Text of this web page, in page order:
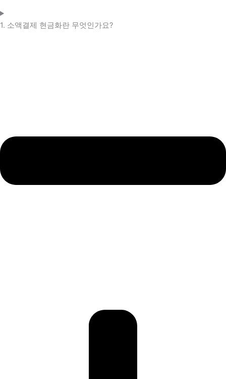
1. 소액결제 현금화란 무엇인가요?